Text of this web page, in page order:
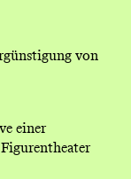
von
einer